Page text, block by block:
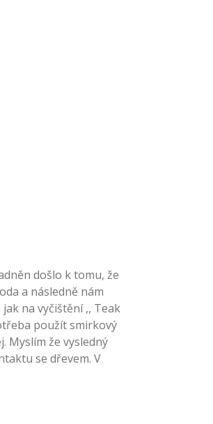
došlo k tomu, že
a následně nám
jak na vyčištění ,, Teak
použít smirkový
Myslím že vysledný
se dřevem. V